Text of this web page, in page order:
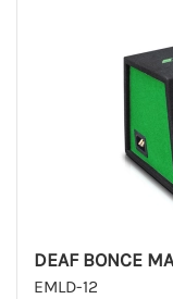
DEAF BONCE
EMLD-12